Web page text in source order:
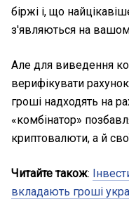
біржі і, що
з'являються на
Але для виведення
верифікувати
гроші надходять на
«комбінатор»
криптовалюти, а й
Читайте також:
вкладають гроші